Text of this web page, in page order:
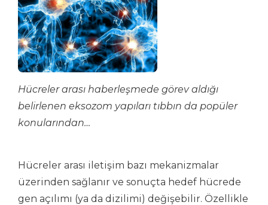
Hücreler arası haberleşmede görev aldığı
belirlenen eksozom yapıları tıbbın da popüler
konularından…
Hücreler arası iletişim bazı mekanizmalar
üzerinden sağlanır ve sonuçta hedef hücrede
gen açılımı (ya da dizilimi) değişebilir. Özellikle